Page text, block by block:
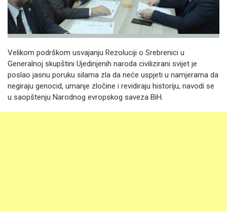
Velikom podrškom usvajanju Rezoluciji o Srebrenici u
Generalnoj skupštini Ujedinjenih naroda civilizirani svijet je
poslao jasnu poruku silama zla da neće uspjeti u namjerama da
negiraju genocid, umanje zločine i revidiraju historiju, navodi se
u saopštenju Narodnog evropskog saveza BiH.